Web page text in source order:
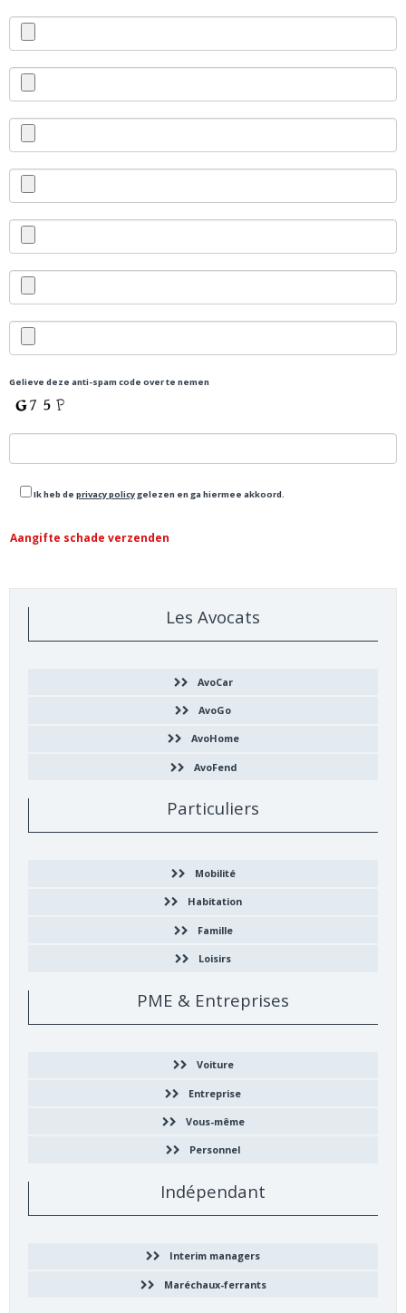
Gelieve deze anti-spam code over te nemen
Ik heb de privacy policygelezen en ga hiermee akkoord.
Les Avocats
AvoCar
AvoGo
AvoHome
AvoFend
Particuliers
Mobilité
Habitation
Famille
Loisirs
PME & Entreprises
Voiture
Entreprise
Vous-même
Personnel
Indépendant
Interim managers
Maréchaux-ferrants